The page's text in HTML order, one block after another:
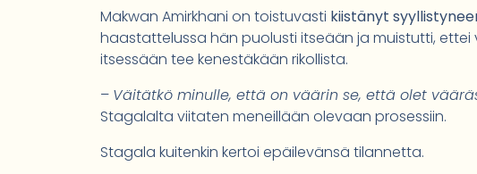
Makwan Amirkhani on toistuvasti kiistänyt
haastattelussa hän puolusti itseään ja muistutti,
itsessään tee kenestäkään rikollista.
– Väitätkö minulle, että on väärin se, että olet
Stagalalta viitaten meneillään olevaan prosessiin.
Stagala kuitenkin kertoi epäilevänsä tilannetta.